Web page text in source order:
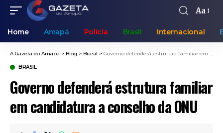
Aa
Home Amapá Polícia Brasil Internacional
A Gazeta do Amapá > Blog > Brasil > Governo defenderá estrutura familiar em candidatura a conselho da ONU
BRASIL
Governo defenderá estrutura familiar
em candidatura a conselho da ONU